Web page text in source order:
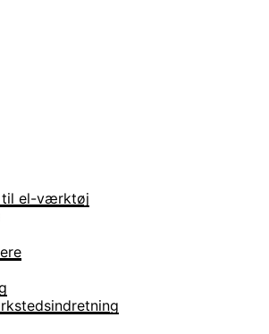
til el-værktøj